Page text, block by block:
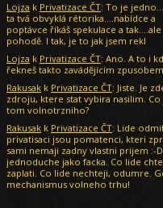
Lojza k Privatizace ČT: To je
ta tvá obvyklá rétorika....nabídce a
poptávce říkáš spekulace a
pohodě. I tak, je to jak jsem rekl
Lojza k Privatizace ČT: Ano. A to i
řekneš takto zavádějícím zpusobem
Rakusak k Privatizace ČT: Jiste. Je
zdroju, ktere stat vybira nasilim. Co
tom volnotrzniho?
Rakusak k Privatizace ČT: Lide
privatisaci jsou pomatenci, kteri
sami nemaji zadny vlastni prijem :-
jednoduche jako facka. Co lide
zaplati. Co lide nechteji, odumre.
mechanismus volneho trhu!